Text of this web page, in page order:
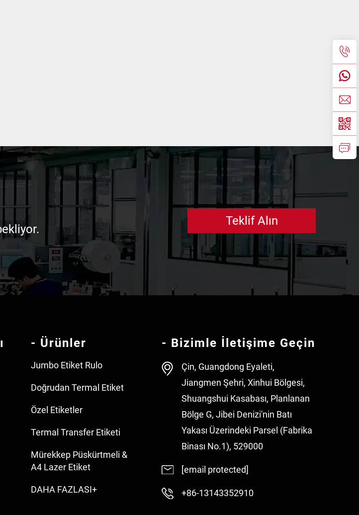
Teklif Alın
- Ürünler
Jumbo Etiket Rulo
Doğrudan Termal Etiket
Özel Etiketler
Termal Transfer Etiketi
Mürekkep Püskürtmeli &
A4 Lazer Etiket
DAHA FAZLASI+
- Bizimle İletişime Geçin
Çin, Guangdong Eyaleti,
Jiangmen Şehri, Xinhui Bölgesi,
Shuangshui Kasabası, Planlanan
Bölge G, Jibei Denizi'nin Batı
Yakası Üzerindeki Parsel (Fabrika
Binası No.1), 529000
[email protected]
+86-13143352910